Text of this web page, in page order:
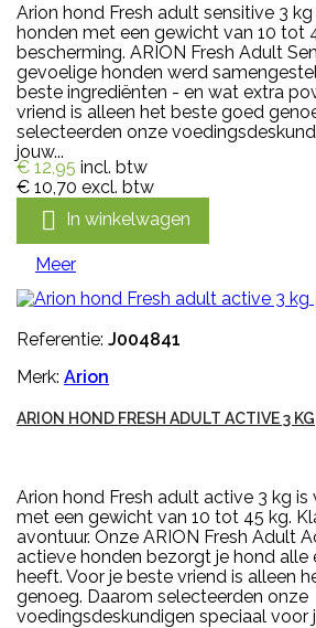
Arion hond Fresh adult sensitive 3
honden met een gewicht van 10 tot
bescherming. ARION Fresh Adult
gevoelige honden werd
beste ingrediënten - en wat extra
vriend is alleen het beste goed
selecteerden onze
jouw...
€ 12,95 incl. btw
€ 10,70 excl. btw
 In winkelwagen
Meer
Referentie: J004841
Merk: Arion
ARION HOND FRESH ADULT ACTIVE 3 KG
Arion hond Fresh adult active 3 kg
met een gewicht van 10 tot 45 kg.
avontuur. Onze ARION Fresh Adult
actieve honden bezorgt je hond alle
heeft. Voor je beste vriend is alleen
genoeg. Daarom selecteerden onze
voedingsdeskundigen speciaal voor